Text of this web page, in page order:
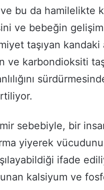
bu da hamilelikte
ve bebeğin
taşıyan kandaki
ve karbondioksiti
sebebiyle, bir
yiyerek
ifade
kalsiyum ve